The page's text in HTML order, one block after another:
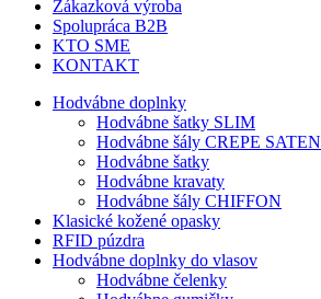
Zákazková výroba
Spolupráca B2B
KTO SME
KONTAKT
Hodvábne doplnky
Hodvábne šatky SLIM
Hodvábne šály CREPE SATEN
Hodvábne šatky
Hodvábne kravaty
Hodvábne šály CHIFFON
Klasické kožené opasky
RFID púzdra
Hodvábne doplnky do vlasov
Hodvábne čelenky